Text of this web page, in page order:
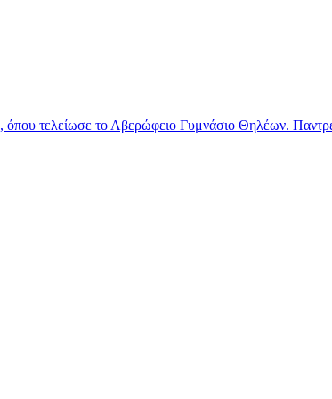
τελείωσε το Αβερώφειο Γυμνάσιο Θηλέων.